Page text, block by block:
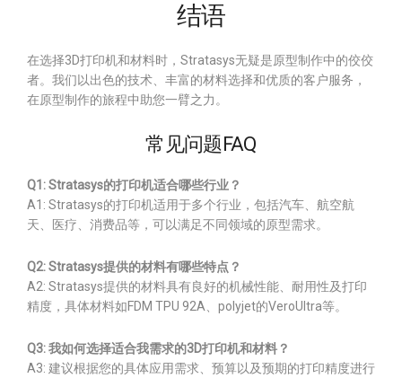
结语
在选择3D打印机和材料时，Stratasys无疑是原型制作中的佼佼
者。我们以出色的技术、丰富的材料选择和优质的客户服务，
在原型制作的旅程中助您一臂之力。
常见问题FAQ
Q1: Stratasys的打印机适合哪些行业？
A1: Stratasys的打印机适用于多个行业，包括汽车、航空航
天、医疗、消费品等，可以满足不同领域的原型需求。
Q2: Stratasys提供的材料有哪些特点？
A2: Stratasys提供的材料具有良好的机械性能、耐用性及打印
精度，具体材料如FDM TPU 92A、polyjet的VeroUltra等。
Q3: 我如何选择适合我需求的3D打印机和材料？
A3: 建议根据您的具体应用需求、预算以及预期的打印精度进行